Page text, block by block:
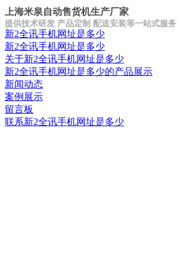
上海米泉自动售货机生产厂家
提供技术研发 产品定制 配送安装等一站式服务
新2全讯手机网址是多少
新2全讯手机网址是多少
关于新2全讯手机网址是多少
新2全讯手机网址是多少的产品展示
新闻动态
案例展示
留言板
联系新2全讯手机网址是多少